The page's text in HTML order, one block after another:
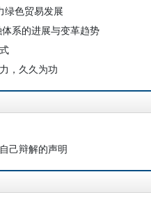
绿色贸易发展
系的进展与变革趋势
，久久为功
己辩解的声明